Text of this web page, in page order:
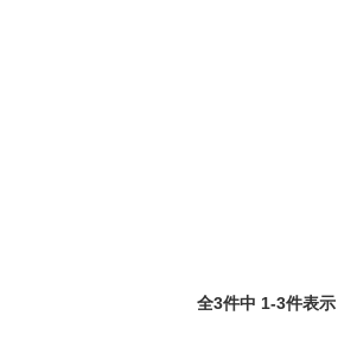
全3件中 1-3件表示